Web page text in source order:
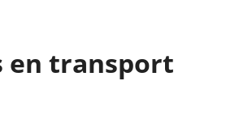
en transport